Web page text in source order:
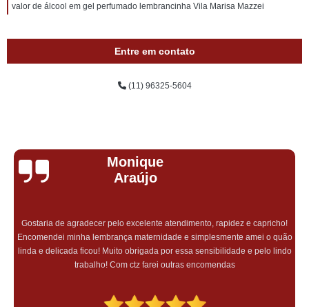
valor de álcool em gel perfumado lembrancinha Vila Marisa Mazzei
Entre em contato
(11) 96325-5604
Monique
Araújo
Gostaria de agradecer pelo excelente atendimento, rapidez e capricho!
Encomendei minha lembrança maternidade e simplesmente amei o quão
linda e delicada ficou! Muito obrigada por essa sensibilidade e pelo lindo
trabalho! Com ctz farei outras encomendas